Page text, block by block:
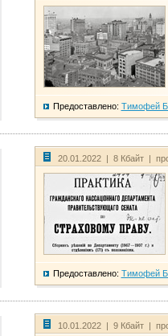
Предоставлено: Тимофей
20.01.2022 | 8 Кбайт |
Предоставлено: Тимофей
10.01.2022 | 9 Кбайт |